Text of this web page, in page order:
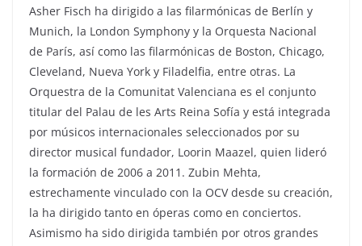
Asher Fisch ha dirigido a las filarmónicas de Berlín y
Munich, la London Symphony y la Orquesta Nacional
de París, así como las filarmónicas de Boston, Chicago,
Cleveland, Nueva York y Filadelfia, entre otras. La
Orquestra de la Comunitat Valenciana es el conjunto
titular del Palau de les Arts Reina Sofía y está integrada
por músicos internacionales seleccionados por su
director musical fundador, Loorin Maazel, quien lideró
la formación de 2006 a 2011. Zubin Mehta,
estrechamente vinculado con la OCV desde su creación,
la ha dirigido tanto en óperas como en conciertos.
Asimismo ha sido dirigida también por otros grandes